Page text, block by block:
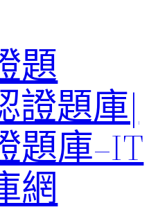
題
證題庫|
題庫–IT
網